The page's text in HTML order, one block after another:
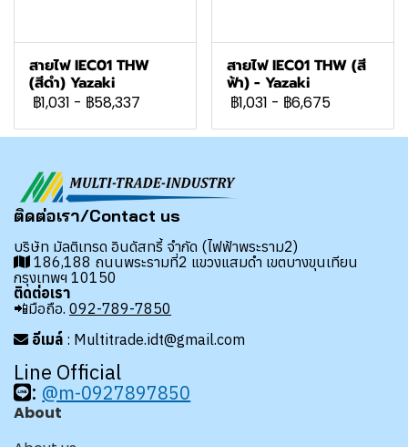
สายไฟ IEC01 THW
(สีดำ) Yazaki
฿1,031 - ฿58,337
สายไฟ IEC01 THW (สี
ฟ้า) - Yazaki
฿1,031 - ฿6,675
ติดต่อเรา/Contact us
บริษัท มัลติเทรด อินดัสทรี้ จำกัด (ไฟฟ้าพระราม2)
186,188 ถนนพระรามที่2 แขวงแสมดำ เขตบางขุนเทียน
กรุงเทพฯ 10150
ติดต่อเรา
📲มือถือ. 092-789-7850
อีเมล์ : Multitrade.idt@gmail.com
Line Official
: @m-0927897850
About